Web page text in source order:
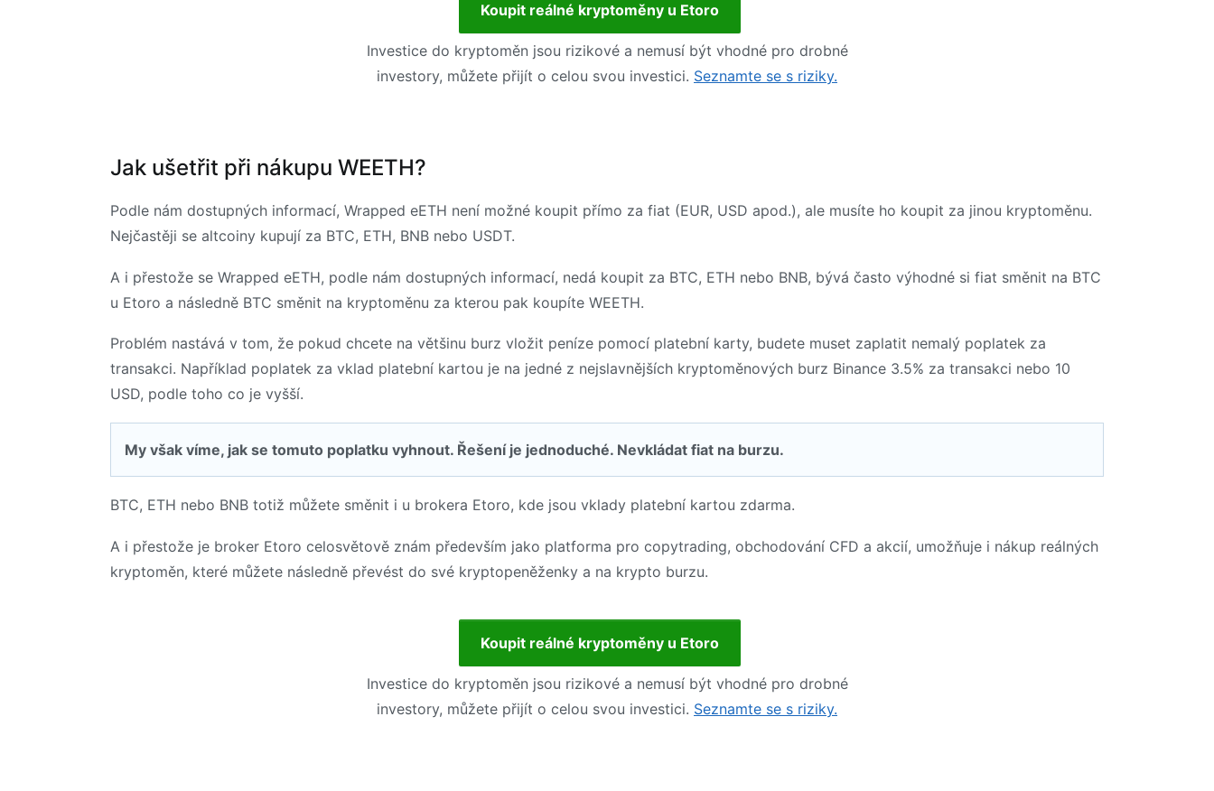
Koupit reálné kryptoměny u Etoro
Investice do kryptoměn jsou rizikové a nemusí být vhodné pro drobné
investory, můžete přijít o celou svou investici. Seznamte se s riziky.
Jak ušetřit při nákupu WEETH?
Podle nám dostupných informací, Wrapped eETH není možné koupit přímo za fiat (EUR, USD apod.), ale musíte ho koupit za jinou kryptoměnu.
Nejčastěji se altcoiny kupují za BTC, ETH, BNB nebo USDT.
A i přestože se Wrapped eETH, podle nám dostupných informací, nedá koupit za BTC, ETH nebo BNB, bývá často výhodné si fiat směnit na BTC
u Etoro a následně BTC směnit na kryptoměnu za kterou pak koupíte WEETH.
Problém nastává v tom, že pokud chcete na většinu burz vložit peníze pomocí platební karty, budete muset zaplatit nemalý poplatek za
transakci. Například poplatek za vklad platební kartou je na jedné z nejslavnějších kryptoměnových burz Binance 3.5% za transakci nebo 10
USD, podle toho co je vyšší.
My však víme, jak se tomuto poplatku vyhnout. Řešení je jednoduché. Nevkládat fiat na burzu.
BTC, ETH nebo BNB totiž můžete směnit i u brokera Etoro, kde jsou vklady platební kartou zdarma.
A i přestože je broker Etoro celosvětově znám především jako platforma pro copytrading, obchodování CFD a akcií, umožňuje i nákup reálných
kryptoměn, které můžete následně převést do své kryptopeněženky a na krypto burzu.
Koupit reálné kryptoměny u Etoro
Investice do kryptoměn jsou rizikové a nemusí být vhodné pro drobné
investory, můžete přijít o celou svou investici. Seznamte se s riziky.